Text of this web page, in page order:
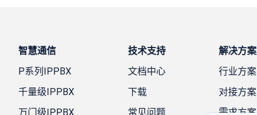
智慧通信
P系列IPPBX
千量级IPPBX
万门级IPPBX
技术支持
文档中心
下载
常见问题
解决方案
行业方案
对接方案
需求方案